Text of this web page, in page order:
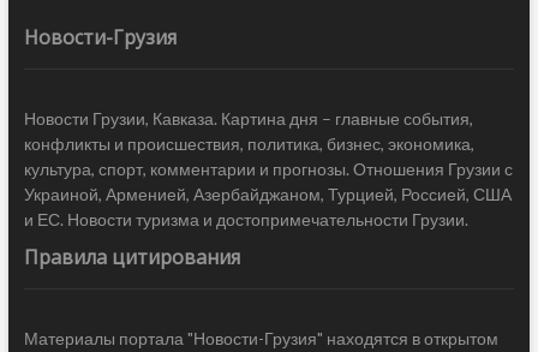
Новости-Грузия
Новости Грузии, Кавказа. Картина дня – главные события,
конфликты и происшествия, политика, бизнес, экономика,
культура, спорт, комментарии и прогнозы. Отношения Грузии с
Украиной, Арменией, Азербайджаном, Турцией, Россией, США
и ЕС. Новости туризма и достопримечательности Грузии.
Правила цитирования
Материалы портала "Новости-Грузия" находятся в открытом